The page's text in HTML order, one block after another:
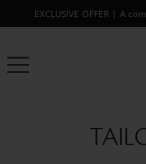
EXCLUSIVE OFFER | A